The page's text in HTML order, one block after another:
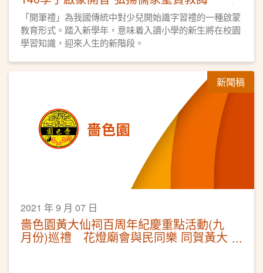
「開筆禮」為我國傳統中對少兒開始識字習禮的一種啟蒙
教育形式。踏入新學年，意味着入讀小學的新生將在校園
學習知識，迎來人生的新階段。
新聞稿
2021 年 9 月 07 日
嗇色園黃大仙祠百周年紀慶重點活動(九
月份)巡禮 花燈廟會與民同樂 同賀黃大
仙師寶誕